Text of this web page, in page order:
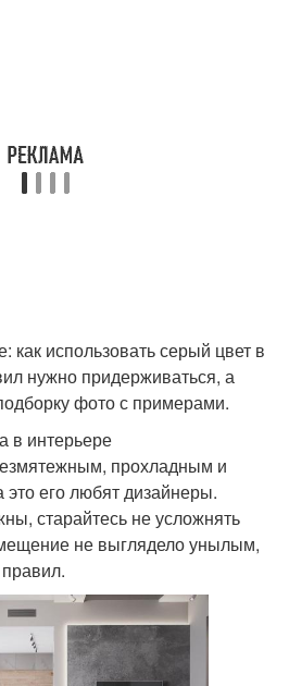
как использовать серый цвет в
нужно придерживаться, а
фото с примерами.
в интерьере
прохладным и
его любят дизайнеры.
старайтесь не усложнять
не выглядело унылым,